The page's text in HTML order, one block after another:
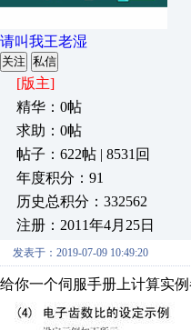
请叫我王老湿
关注 私信
[版主]
精华：0帖
求助：0帖
帖子：622帖 | 8531回
年度积分：91
历史总积分：332562
注册：2011年4月25日
发表于：2019-07-09 10:49:20
给你一个伺服手册上计算实